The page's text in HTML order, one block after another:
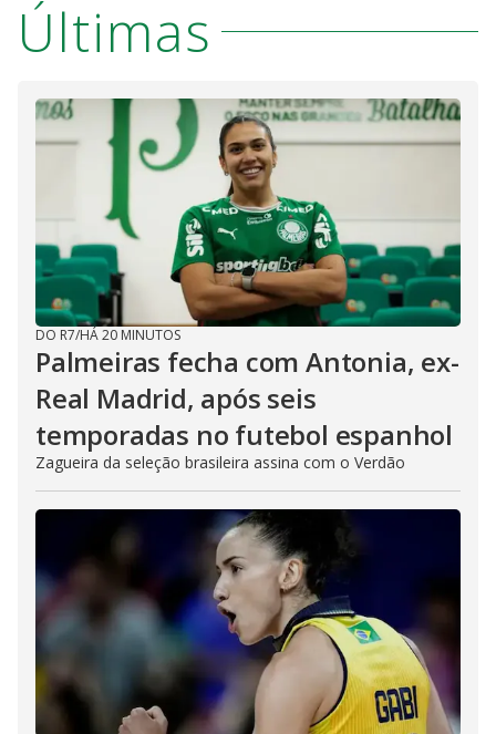
Últimas
DO R7/HÁ 20 MINUTOS
Palmeiras fecha com Antonia, ex-
Real Madrid, após seis
temporadas no futebol espanhol
Zagueira da seleção brasileira assina com o Verdão